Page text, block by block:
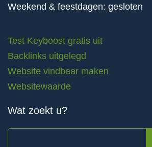
Weekend & feestdagen: gesloten
Test Keyboost gratis uit
Backlinks uitgelegd
Website vindbaar maken
Websitewaarde
Wat zoekt u?